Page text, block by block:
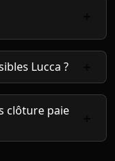
Lucca ?
clôture paie